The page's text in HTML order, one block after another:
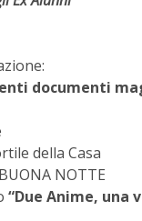
documenti
della Casa
NOTTE
“Due Anime, una